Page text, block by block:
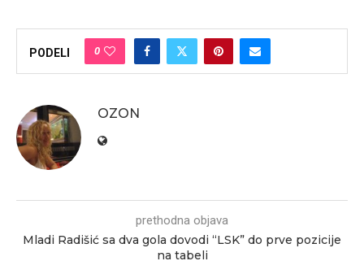
PODELI 0
OZON
prethodna objava
Mladi Radišić sa dva gola dovodi “LSK” do prve pozicije
na tabeli